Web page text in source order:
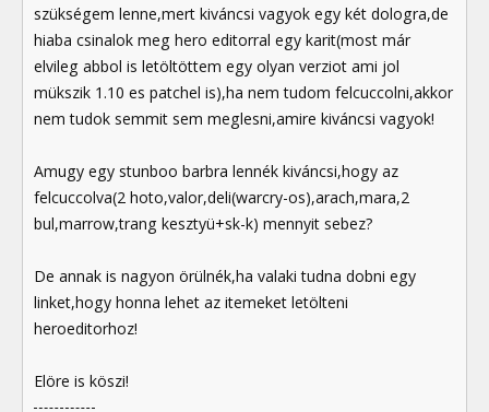
szükségem lenne,mert kiváncsi vagyok egy két dologra,de
hiaba csinalok meg hero editorral egy karit(most már
elvileg abbol is letöltöttem egy olyan verziot ami jol
mükszik 1.10 es patchel is),ha nem tudom felcuccolni,akkor
nem tudok semmit sem meglesni,amire kiváncsi vagyok!
Amugy egy stunboo barbra lennék kiváncsi,hogy az
felcuccolva(2 hoto,valor,deli(warcry-os),arach,mara,2
bul,marrow,trang kesztyü+sk-k) mennyit sebez?
De annak is nagyon örülnék,ha valaki tudna dobni egy
linket,hogy honna lehet az itemeket letölteni
heroeditorhoz!
Elöre is köszi!